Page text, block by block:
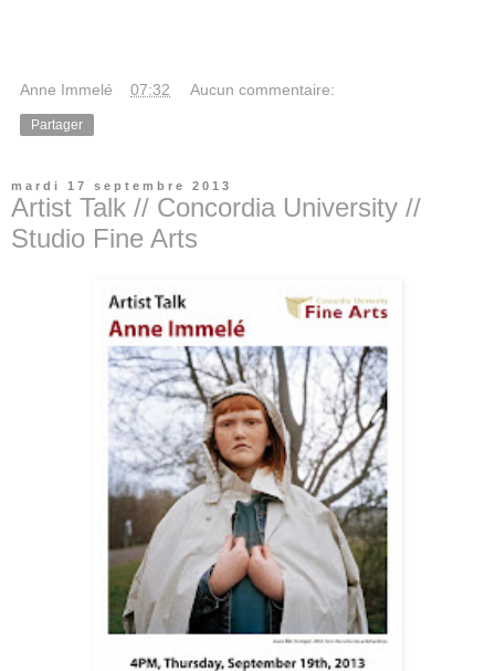
Anne Immelé 07:32 Aucun commentaire:
Partager
mardi 17 septembre 2013
Artist Talk // Concordia University //
Studio Fine Arts